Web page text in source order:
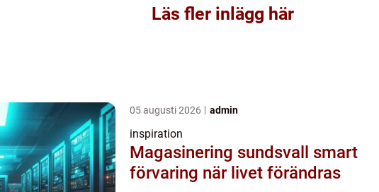
Läs fler inlägg här
05 augusti 2026 admin
inspiration
Magasinering sundsvall smart
förvaring när livet förändras